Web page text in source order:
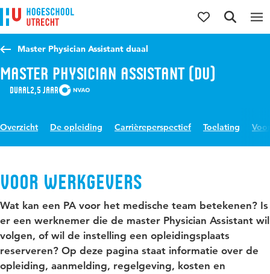
Direct naar de inhoud
Direct naar de hoofdnavigatie
Direct naar de zoekfunctie
Master Physician Assistant duaal
Master Physician Assistant (DU)
Duaal2,5 jaar
Overzicht De opleiding Carrièreperspectief Toelating
Voor werkgevers
Wat kan een PA voor het medische team betekenen? Is
er een werknemer die de master Physician Assistant wil
volgen, of wil de instelling een opleidingsplaats
reserveren? Op deze pagina staat informatie over de
opleiding, aanmelding, regelgeving, kosten en